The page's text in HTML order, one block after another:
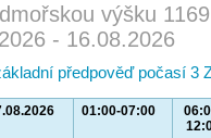
výšku
- 16.08.2026
předpověď počasí 3
01:00-07:00